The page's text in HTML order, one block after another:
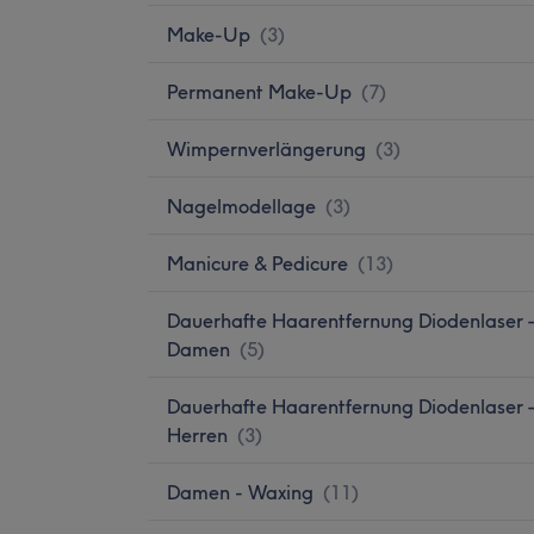
Make-Up (3)
Permanent Make-Up (7)
Wimpernverlängerung (3)
Nagelmodellage (3)
Manicure & Pedicure (13)
Dauerhafte Haarentfernung Diodenlaser
Damen (5)
Dauerhafte Haarentfernung Diodenlaser
Herren (3)
Damen - Waxing (11)